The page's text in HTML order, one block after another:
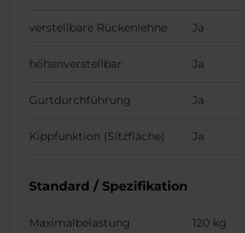
verstellbare Rückenlehne Ja
höhenverstellbar Ja
Gurtdurchführung Ja
Kippfunktion (Sitzfläche) Ja
Standard / Spezifikation
Maximalbelastung 120 kg